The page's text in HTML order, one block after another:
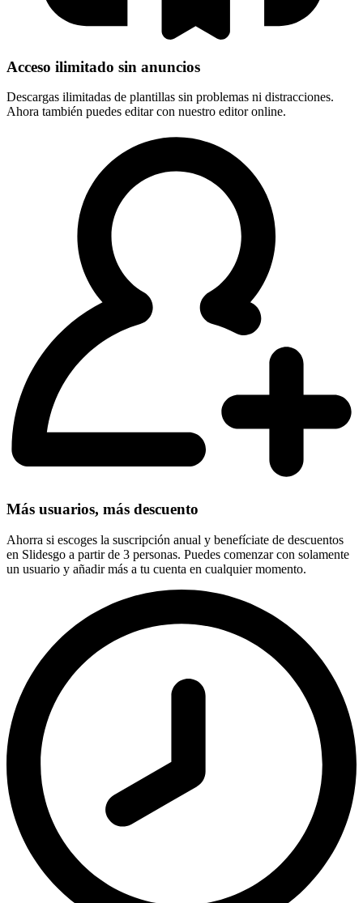
Acceso ilimitado sin anuncios
Descargas ilimitadas de plantillas sin problemas ni distracciones.
Ahora también puedes editar con nuestro editor online.
Más usuarios, más descuento
Ahorra si escoges la suscripción anual y benefíciate de descuentos
en Slidesgo a partir de 3 personas. Puedes comenzar con solamente
un usuario y añadir más a tu cuenta en cualquier momento.